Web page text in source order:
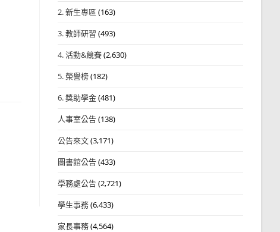
2. 新生專區 (163)
3. 教師研習 (493)
4. 活動&競賽(2,630)
5. 榮譽榜(182)
6. 獎助學金(481)
人事室公告(138)
公告來文(3,171)
圖書館公告(433)
學務處公告(2,721)
學生事務(6,433)
家長事務(4,564)